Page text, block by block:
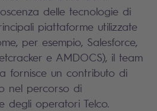
delle tecnologie di
piattaforme utilizzate
per esempio, Salesforce,
e AMDOCS), il team
fornisce un contributo di
nel percorso di
degli operatori Telco.